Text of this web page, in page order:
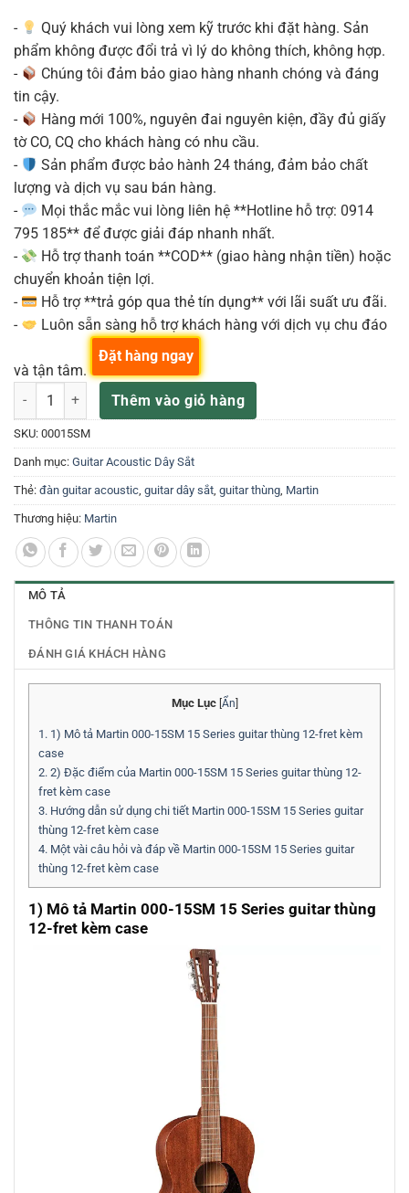
-
Quý khách vui lòng xem kỹ trước khi đặt hàng. Sản
phẩm không được đổi trả vì lý do không thích, không hợp.
-
Chúng tôi đảm bảo giao hàng nhanh chóng và đáng
tin cậy.
-
Hàng mới 100%, nguyên đai nguyên kiện, đầy đủ giấy
tờ CO, CQ cho khách hàng có nhu cầu.
-
Sản phẩm được bảo hành 24 tháng, đảm bảo chất
lượng và dịch vụ sau bán hàng.
-
Mọi thắc mắc vui lòng liên hệ **Hotline hỗ trợ: 0914
795 185** để được giải đáp nhanh nhất.
-
Hỗ trợ thanh toán **COD** (giao hàng nhận tiền) hoặc
chuyển khoản tiện lợi.
-
Hỗ trợ **trả góp qua thẻ tín dụng** với lãi suất ưu đãi.
-
Luôn sẵn sàng hỗ trợ khách hàng với dịch vụ chu đáo
và tận tâm.
Martin 000-15SM 15 Series guitar thùng 12-fret kèm case số lượng
Thêm vào giỏ hàng
Đặt hàng ngay
SKU: 00015SM
Danh mục: Guitar Acoustic Dây Sắt
Thẻ: đàn guitar acoustic, guitar dây sắt, guitar thùng, Martin
Thương hiệu: Martin
MÔ TẢ
THÔNG TIN THANH TOÁN
ĐÁNH GIÁ KHÁCH HÀNG
Mục Lục [Ẩn]
1. 1) Mô tả Martin 000-15SM 15 Series guitar thùng 12-fret kèm
case
2. 2) Đặc điểm của Martin 000-15SM 15 Series guitar thùng 12-
fret kèm case
3. Hướng dẫn sử dụng chi tiết Martin 000-15SM 15 Series guitar
thùng 12-fret kèm case
4. Một vài câu hỏi và đáp về Martin 000-15SM 15 Series guitar
thùng 12-fret kèm case
1) Mô tả Martin 000-15SM 15 Series guitar thùng
12-fret kèm case